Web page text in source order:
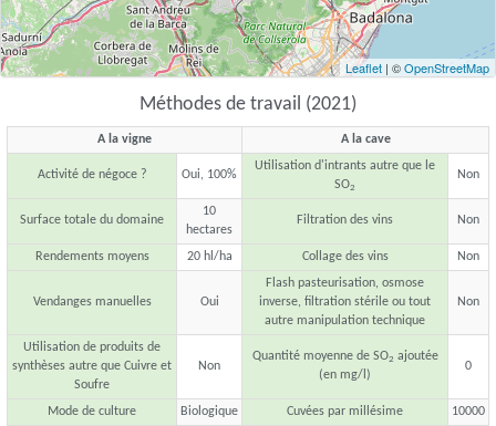
Leaflet | ©OpenStreetMap
Méthodes de travail (2021)
A la vigne A la cave
Activité de négoce ? Oui, 100%
Utilisation d'intrants autre que le
SO2
Non
Surface totale du domaine
10
hectares
Filtration des vins Non
Rendements moyens 20 hl/ha Collage des vins Non
Vendanges manuelles Oui
Flash pasteurisation, osmose
inverse, filtration stérile ou tout
autre manipulation technique
Non
Utilisation de produits de
synthèses autre que Cuivre et
Soufre
Non
Quantité moyenne de SO2 ajoutée
(en mg/l)
0
Mode de culture Biologique Cuvées par millésime 10000